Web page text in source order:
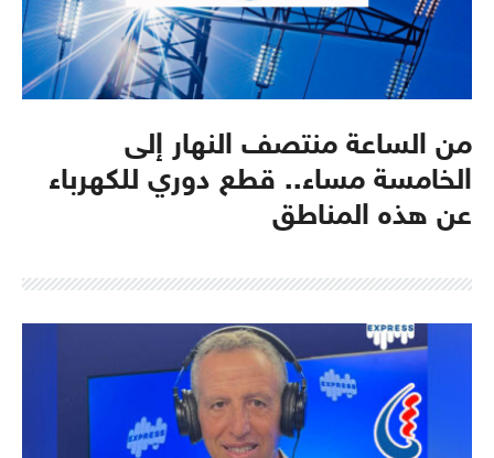
من الساعة منتصف النهار إلى
الخامسة مساء.. قطع دوري للكهرباء
عن هذه المناطق